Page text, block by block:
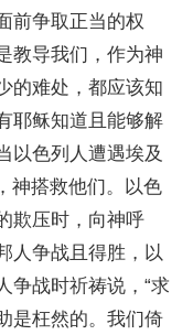
前争取正当的权
教导我们，作为神
的难处，都应该知
耶稣知道且能够解
以色列人遭遇埃及
神搭救他们。以色
欺压时，向神呼
人争战且得胜，以
争战时祈祷说，“求
是枉然的。我们倚